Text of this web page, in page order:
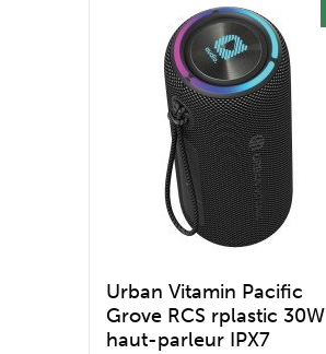
Urban Vitamin Pacific
Grove RCS rplastic 30W
haut-parleur IPX7